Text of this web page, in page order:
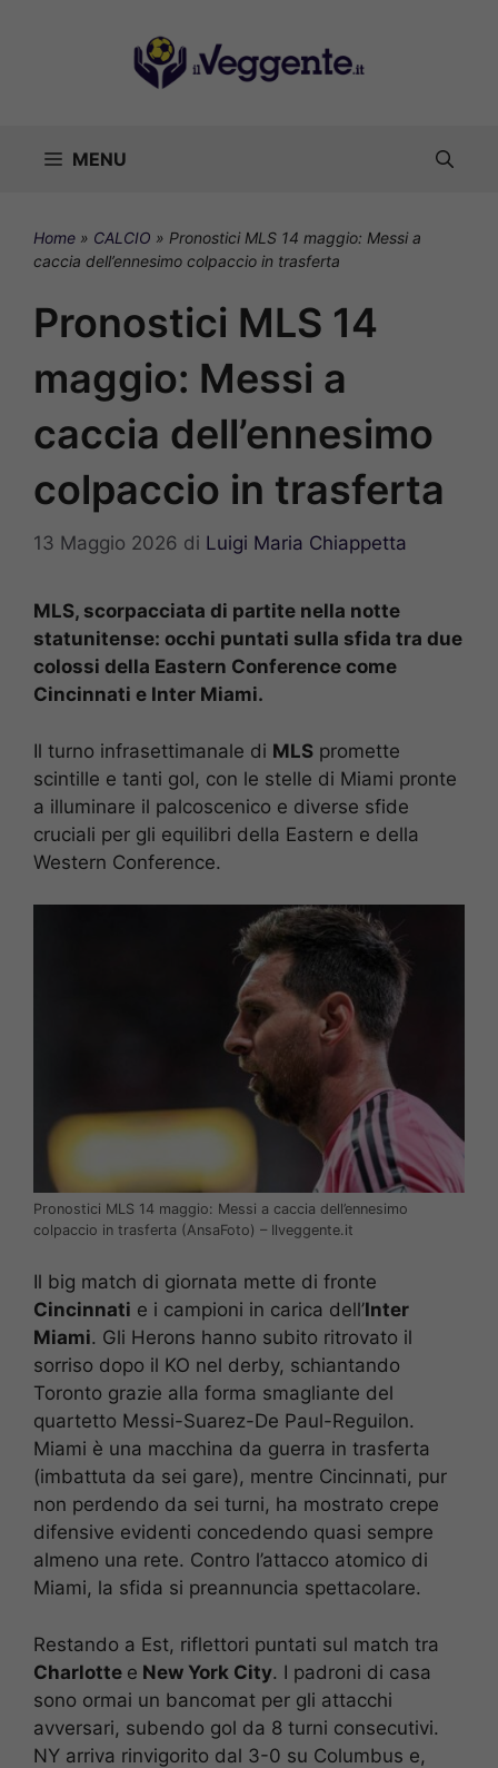
MENU
Home » CALCIO » Pronostici MLS 14 maggio: Messi a
caccia dell’ennesimo colpaccio in trasferta
Pronostici MLS 14
maggio: Messi a
caccia dell’ennesimo
colpaccio in trasferta
13 Maggio 2026 di Luigi Maria Chiappetta
MLS, scorpacciata di partite nella notte
statunitense: occhi puntati sulla sfida tra due
colossi della Eastern Conference come
Cincinnati e Inter Miami.
Il turno infrasettimanale di MLS promette
scintille e tanti gol, con le stelle di Miami pronte
a illuminare il palcoscenico e diverse sfide
cruciali per gli equilibri della Eastern e della
Western Conference.
Pronostici MLS 14 maggio: Messi a caccia dell’ennesimo
colpaccio in trasferta (AnsaFoto) – Ilveggente.it
Il big match di giornata mette di fronte
Cincinnati e i campioni in carica dell’Inter
Miami. Gli Herons hanno subito ritrovato il
sorriso dopo il KO nel derby, schiantando
Toronto grazie alla forma smagliante del
quartetto Messi-Suarez-De Paul-Reguilon.
Miami è una macchina da guerra in trasferta
(imbattuta da sei gare), mentre Cincinnati, pur
non perdendo da sei turni, ha mostrato crepe
difensive evidenti concedendo quasi sempre
almeno una rete. Contro l’attacco atomico di
Miami, la sfida si preannuncia spettacolare.
Restando a Est, riflettori puntati sul match tra
Charlotte e New York City. I padroni di casa
sono ormai un bancomat per gli attacchi
avversari, subendo gol da 8 turni consecutivi.
NY arriva rinvigorito dal 3-0 su Columbus e,